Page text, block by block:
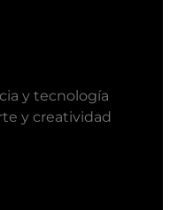
y tecnología
y creatividad